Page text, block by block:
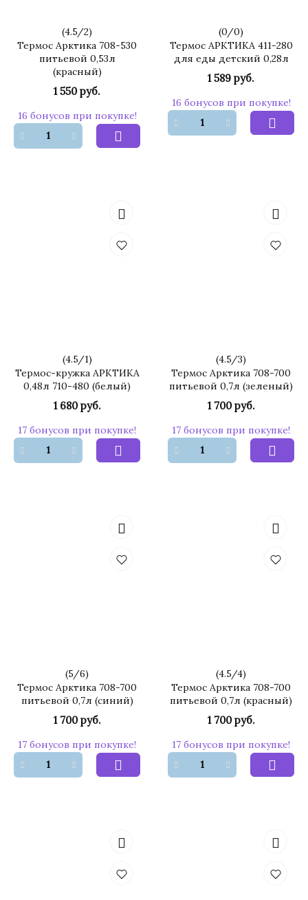
(4.5/2)
Термос Арктика 708-530
питьевой 0,53л
(красный)
1 550 руб.
16 бонусов при покупке!
(0/0)
Термос АРКТИКА 411-280
для еды детский 0,28л
1 589 руб.
16 бонусов при покупке!
(4.5/1)
Термос-кружка АРКТИКА
0,48л 710-480 (белый)
1 680 руб.
17 бонусов при покупке!
(4.5/3)
Термос Арктика 708-700
питьевой 0,7л (зеленый)
1 700 руб.
17 бонусов при покупке!
(5/6)
Термос Арктика 708-700
питьевой 0,7л (синий)
1 700 руб.
17 бонусов при покупке!
(4.5/4)
Термос Арктика 708-700
питьевой 0,7л (красный)
1 700 руб.
17 бонусов при покупке!